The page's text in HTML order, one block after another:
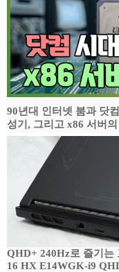
90년대 인터넷 붐과 닷
성기, 그리고 x86 서버
QHD+ 240Hz로 즐기는
16 HX E14WGK-i9